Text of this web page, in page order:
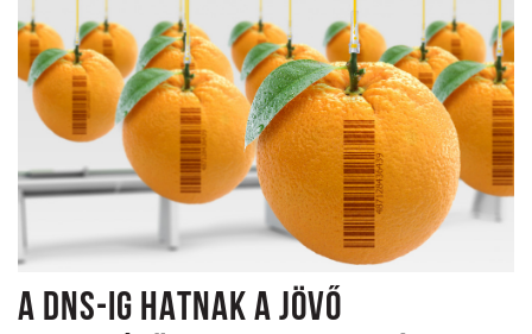
A DNS-IG HATNAK A JÖVŐ